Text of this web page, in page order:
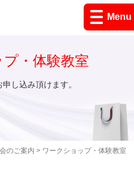
Menu
のご案内 > ワークショップ・体験教室
・体験教室
し込み頂けます。